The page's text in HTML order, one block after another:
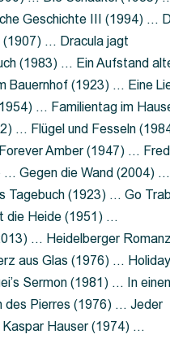
Geschichte III (1994) …
(1907) … Dracula jagt
(1983) … Ein Aufstand
Bauernhof (1923) … Eine
… Familientag im
… Flügel und Fesseln
Amber (1947) …
… Gegen die Wand (2004) …
Tagebuch (1923) … Go
die Heide (1951) …
… Heidelberger
aus Glas (1976) …
Sermon (1981) … In
des Pierres (1976) … Jeder
Hauser (1974) …